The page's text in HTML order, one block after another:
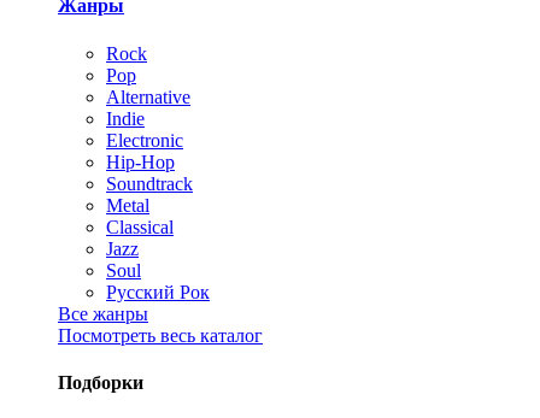
Жанры
Rock
Pop
Alternative
Indie
Electronic
Hip-Hop
Soundtrack
Metal
Classical
Jazz
Soul
Русский Рок
Все жанры
Посмотреть весь каталог
Подборки